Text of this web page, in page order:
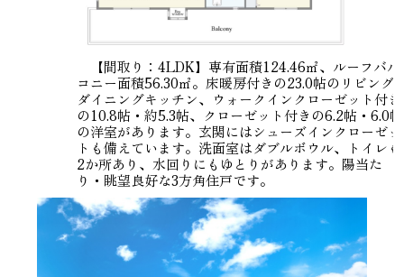
【間取り：4LDK】専有面積124.46㎡、ルーフバル
コニー面積56.30㎡。床暖房付きの23.0帖のリビング
ダイニングキッチン、ウォークインクローゼット付き
の10.8帖・約5.3帖、クローゼット付きの6.2帖・6.0帖
の洋室があります。玄関にはシューズインクローゼッ
トも備えています。洗面室はダブルボウル、トイレも
2か所あり、水回りにもゆとりがあります。陽当た
り・眺望良好な3方角住戸です。